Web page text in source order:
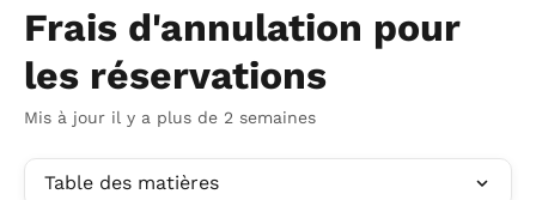
Frais d'annulation pour
les réservations
Mis à jour il y a plus de 2 semaines
Table des matières